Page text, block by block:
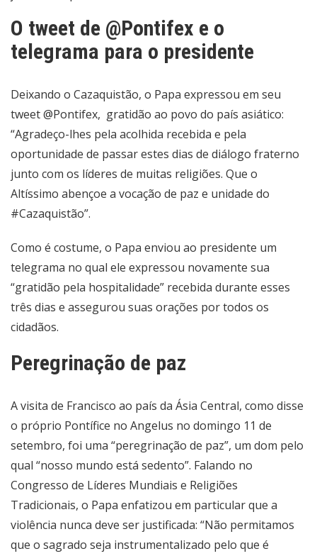
O tweet de @Pontifex e o
telegrama para o presidente
Deixando o Cazaquistão, o Papa expressou em seu
tweet @Pontifex, gratidão ao povo do país asiático:
“Agradeço-lhes pela acolhida recebida e pela
oportunidade de passar estes dias de diálogo fraterno
junto com os líderes de muitas religiões. Que o
Altíssimo abençoe a vocação de paz e unidade do
#Cazaquistão”.
Como é costume, o Papa enviou ao presidente um
telegrama no qual ele expressou novamente sua
“gratidão pela hospitalidade” recebida durante esses
três dias e assegurou suas orações por todos os
cidadãos.
Peregrinação de paz
A visita de Francisco ao país da Ásia Central, como disse
o próprio Pontífice no Angelus no domingo 11 de
setembro, foi uma “peregrinação de paz”, um dom pelo
qual “nosso mundo está sedento”. Falando no
Congresso de Líderes Mundiais e Religiões
Tradicionais, o Papa enfatizou em particular que a
violência nunca deve ser justificada: “Não permitamos
que o sagrado seja instrumentalizado pelo que é